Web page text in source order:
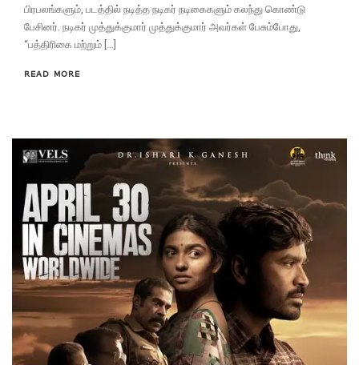
பிரபலங்களும், படத்தில் நடித்த நடிகர் நடிகைகளும் கலந்து கொண்டு
பேசினர். நடிகர் முத்துக்குமார் முத்துக்குமார் அவர்கள் பேசும்போது,
“பத்திரிகை மற்றும் […]
READ MORE